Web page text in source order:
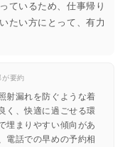
ているため、仕事帰り
たい方にとって、有力
要約
射漏れを防ぐような着
く、快適に過ごせる環
埋まりやすい傾向があ
電話での早めの予約相